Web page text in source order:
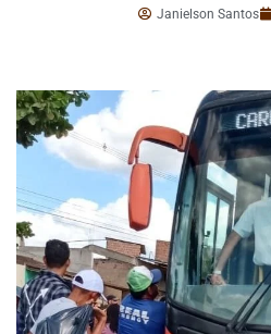
Janielson Santos